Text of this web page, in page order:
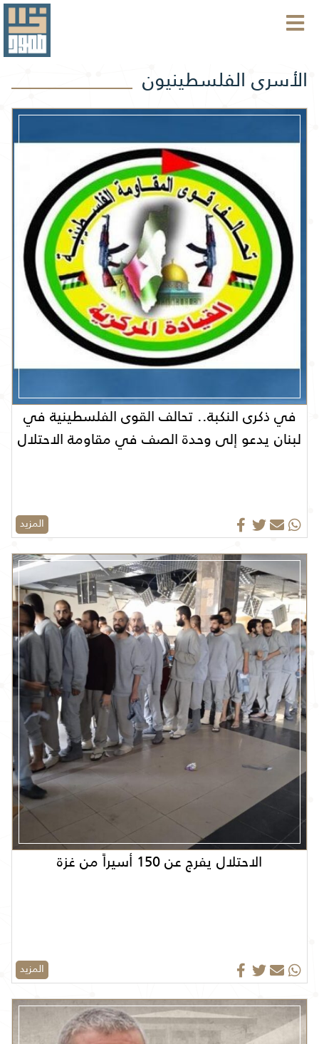
الأسرى الفلسطينيون
في ذكرى النكبة.. تحالف القوى الفلسطينية في
لبنان يدعو إلى وحدة الصف في مقاومة الاحتلال
المزيد
الاحتلال يفرج عن 150 أسيراً من غزة
المزيد